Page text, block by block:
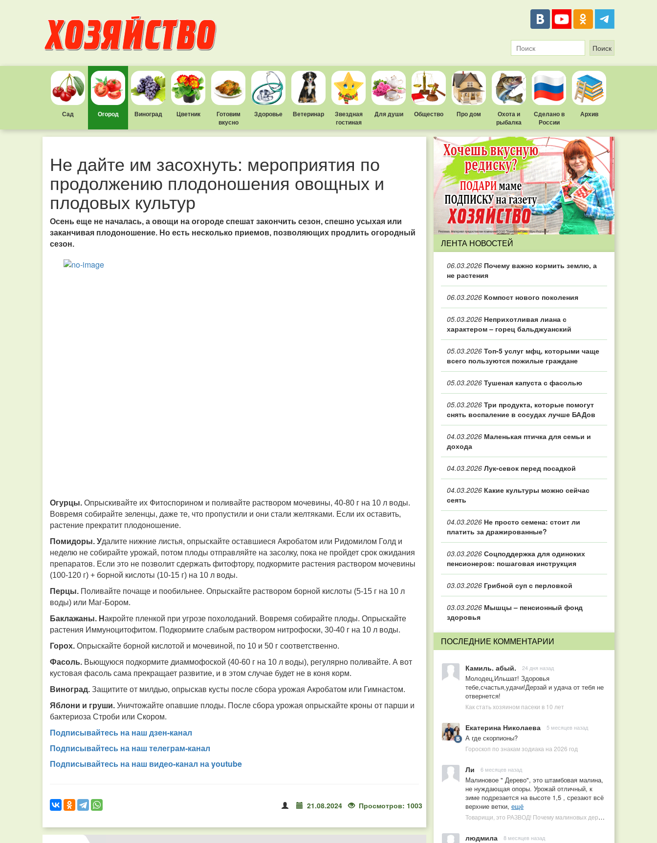
Сад Огород Виноград Цветник
Готовим
вкусно
Здоровье Ветеринар
Звездная
гостиная
Для души Общество Про дом
Охота и
рыбалка
Сделано в
России
Архив
Не дайте им засохнуть: мероприятия по
продолжению плодоношения овощных и
плодовых культур
Осень еще не началась, а овощи на огороде спешат закончить сезон, спешно усыхая или
заканчивая плодоношение. Но есть несколько приемов, позволяющих продлить огородный
сезон.
Огурцы. Опрыскивайте их Фитоспорином и поливайте раствором мочевины, 40-80 г на 10 л воды.
Вовремя собирайте зеленцы, даже те, что пропустили и они стали желтяками. Если их оставить,
растение прекратит плодоношение.
Помидоры. Удалите нижние листья, опрыскайте оставшиеся Акробатом или Ридомилом Голд и
неделю не собирайте урожай, потом плоды отправляйте на засолку, пока не пройдет срок ожидания
препаратов. Если это не позволит сдержать фитофтору, подкормите растения раствором мочевины
(100-120 г) + борной кислоты (10-15 г) на 10 л воды.
Перцы. Поливайте почаще и пообильнее. Опрыскайте раствором борной кислоты (5-15 г на 10 л
воды) или Маг-Бором.
Баклажаны. Накройте пленкой при угрозе похолоданий. Вовремя собирайте плоды. Опрыскайте
растения Иммуноцитофитом. Подкормите слабым раствором нитрофоски, 30-40 г на 10 л воды.
Горох. Опрыскайте борной кислотой и мочевиной, по 10 и 50 г соответственно.
Фасоль. Вьющуюся подкормите диаммофоской (40-60 г на 10 л воды), регулярно поливайте. А вот
кустовая фасоль сама прекращает развитие, и в этом случае будет не в коня корм.
Виноград. Защитите от милдью, опрыскав кусты после сбора урожая Акробатом или Гимнастом.
Яблони и груши. Уничтожайте опавшие плоды. После сбора урожая опрыскайте кроны от парши и
бактериоза Строби или Скором.
Подписывайтесь на наш дзен-канал
Подписывайтесь на наш телеграм-канал
Подписывайтесь на наш видео-канал на youtube
21.08.2024 Просмотров: 1003
ЛЕНТА НОВОСТЕЙ
06.03.2026 Почему важно кормить землю, а
не растения
06.03.2026 Компост нового поколения
05.03.2026 Неприхотливая лиана с
характером – горец бальджуанский
05.03.2026 Топ‑5 услуг мфц, которыми чаще
всего пользуются пожилые граждане
05.03.2026 Тушеная капуста с фасолью
05.03.2026 Три продукта, которые помогут
снять воспаление в сосудах лучше БАДов
04.03.2026 Маленькая птичка для семьи и
дохода
04.03.2026 Лук-севок перед посадкой
04.03.2026 Какие культуры можно сейчас
сеять
04.03.2026 Не просто семена: стоит ли
платить за дражированные?
03.03.2026 Соцподдержка для одиноких
пенсионеров: пошаговая инструкция
03.03.2026 Грибной суп с перловкой
03.03.2026 Мышцы – пенсионный фонд
здоровья
ПОСЛЕДНИЕ КОММЕНТАРИИ
Камиль. абый. 24 дня назад
Молодец,Ильшат! Здоровья
тебе,счастья,удачи!Дерзай и удача от тебя не
отвернется!
Как стать хозяином пасеки в 10 лет
Екатерина Николаева 5 месяцев назад
А где скорпионы?
Гороскоп по знакам зодиака на 2026 год
Ли 6 месяцев назад
Малиновое " Дерево", это штамбовая малина,
не нуждающая опоры. Урожай отличный, к
зиме подрезается на высоте 1,5 , срезают всё
верхние ветки, ещё
Товарищи, это РАЗВОД! Почему малиновых деревьев не бывает, или Как ушлые продавцы наживаются на мечтах садоводов
людмила 8 месяцев назад